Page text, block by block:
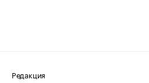
Редакция